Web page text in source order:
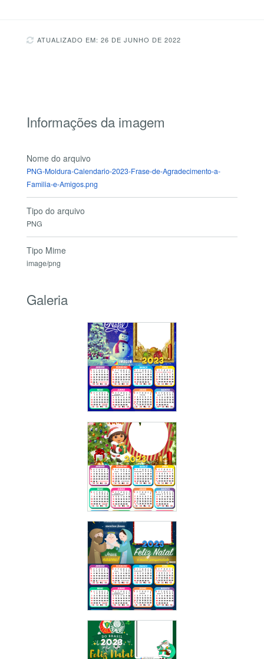
ATUALIZADO EM: 26 DE JUNHO DE 2022
Informações da imagem
Nome do arquivo
PNG-Moldura-Calendario-2023-Frase-de-Agradecimento-a-
Familia-e-Amigos.png
Tipo do arquivo
PNG
Tipo Mime
image/png
Galeria